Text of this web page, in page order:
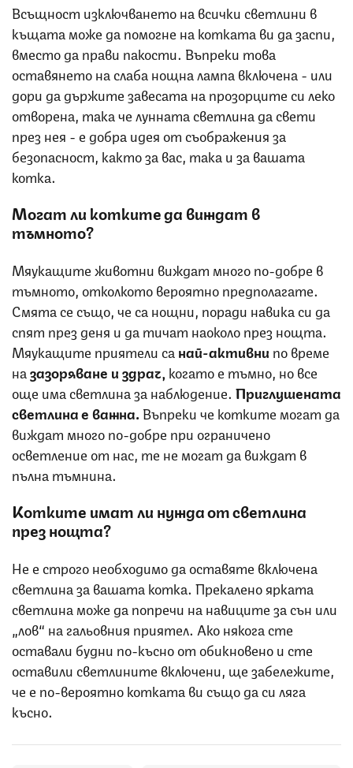
Всъщност изключването на всички светлини в
къщата може да помогне на котката ви да заспи,
вместо да прави пакости. Въпреки това
оставянето на слаба нощна лампа включена - или
дори да държите завесата на прозорците си леко
отворена, така че лунната светлина да свети
през нея - е добра идея от съображения за
безопасност, както за вас, така и за вашата
котка.
Могат ли котките да виждат в
тъмното?
Мяукащите животни виждат много по-добре в
тъмното, отколкото вероятно предполагате.
Смята се също, че са нощни, поради навика си да
спят през деня и да тичат наоколо през нощта.
Мяукащите приятели са най-активни по време
назазоряване и здрач, когато е тъмно, но все
още има светлина за наблюдение. Приглушената
светлина е важна. Въпреки че котките могат да
виждат много по-добре при ограничено
осветление от нас, те не могат да виждат в
пълна тъмнина.
Котките имат ли нужда от светлина
през нощта?
Не е строго необходимо да оставяте включена
светлина за вашата котка. Прекалено ярката
светлина може да попречи на навиците за сън или
„лов“ на гальовния приятел. Ако някога сте
оставали будни по-късно от обикновено и сте
оставили светлините включени, ще забележите,
че е по-вероятно котката ви също да си ляга
късно.